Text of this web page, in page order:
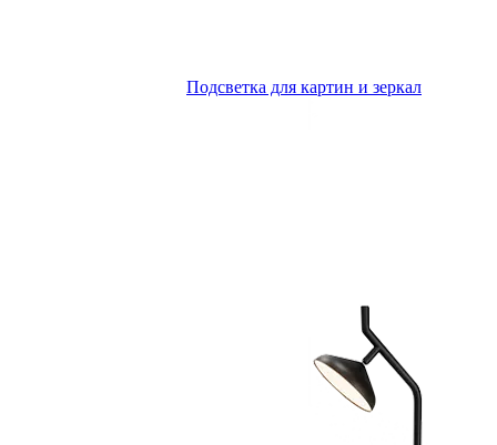
Подсветка для картин и зеркал